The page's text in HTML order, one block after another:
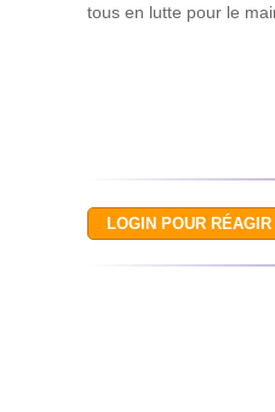
tous en lutte pour le